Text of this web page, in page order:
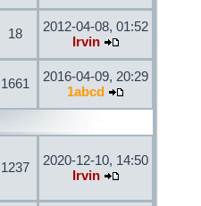
18
2012-04-08, 01:52
Irvin
1661
2016-04-09, 20:29
1abcd
1237
2020-12-10, 14:50
Irvin